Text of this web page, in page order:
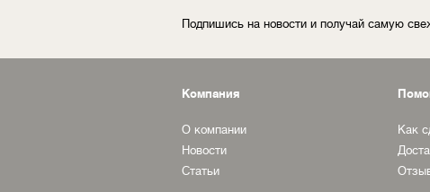
Подпишись на новости и получай самую
Компания
О компании
Новости
Статьи
Как